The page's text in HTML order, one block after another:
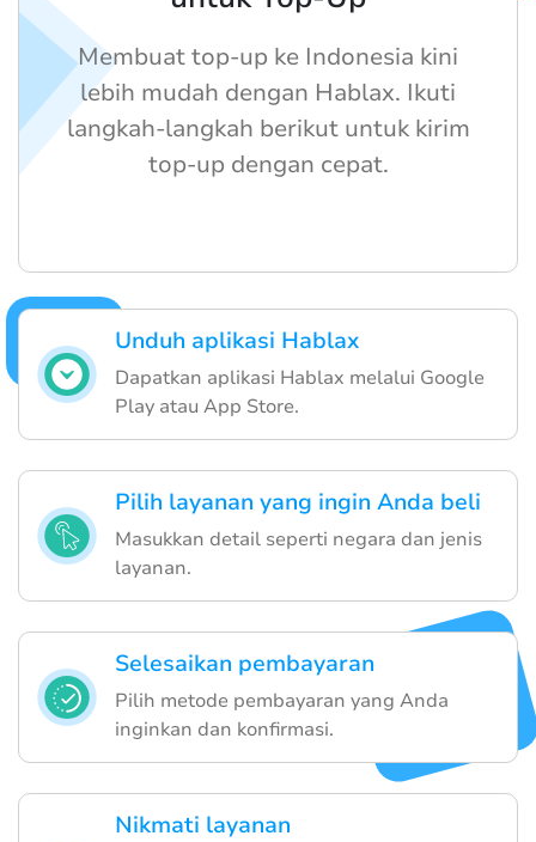
Unduh aplikasi Hablax
Dapatkan aplikasi Hablax melalui Google
Play atau App Store.
Pilih layanan yang ingin Anda beli
Masukkan detail seperti negara dan jenis
layanan.
Selesaikan pembayaran
Pilih metode pembayaran yang Anda
inginkan dan konfirmasi.
Nikmati layanan
Membuat top-up ke Indonesia kini
lebih mudah dengan Hablax. Ikuti
langkah-langkah berikut untuk kirim
top-up dengan cepat.